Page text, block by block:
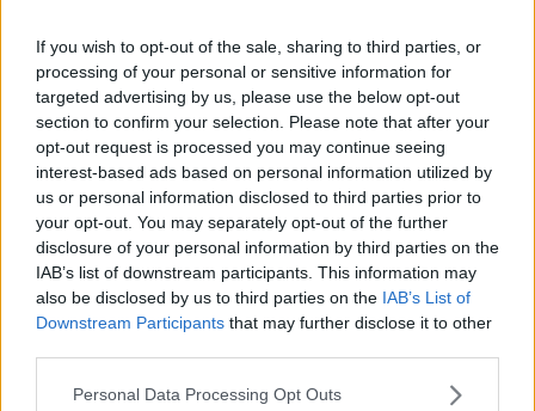
If you wish to opt-out of the sale, sharing to third parties, or
processing of your personal or sensitive information for
targeted advertising by us, please use the below opt-out
section to confirm your selection. Please note that after your
opt-out request is processed you may continue seeing
interest-based ads based on personal information utilized by
us or personal information disclosed to third parties prior to
your opt-out. You may separately opt-out of the further
disclosure of your personal information by third parties on the
IAB’s list of downstream participants. This information may
also be disclosed by us to third parties on the IAB’s List of
Downstream Participants that may further disclose it to other
Personal Data Processing Opt Outs
20 de rețete de salate de vară fără prelucrare termică
06.08.2026